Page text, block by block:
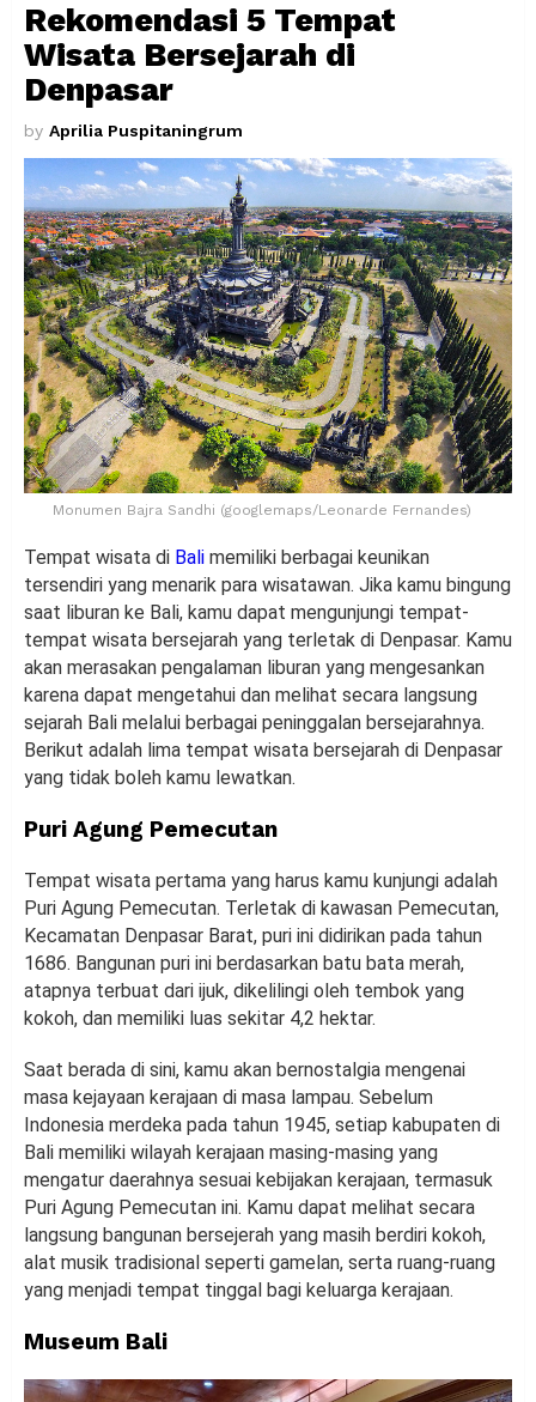
Rekomendasi 5 Tempat
Wisata Bersejarah di
Denpasar
by Aprilia Puspitaningrum
Monumen Bajra Sandhi (googlemaps/Leonarde Fernandes)
Tempat wisata di Bali memiliki berbagai keunikan
tersendiri yang menarik para wisatawan. Jika kamu bingung
saat liburan ke Bali, kamu dapat mengunjungi tempat-
tempat wisata bersejarah yang terletak di Denpasar. Kamu
akan merasakan pengalaman liburan yang mengesankan
karena dapat mengetahui dan melihat secara langsung
sejarah Bali melalui berbagai peninggalan bersejarahnya.
Berikut adalah lima tempat wisata bersejarah di Denpasar
yang tidak boleh kamu lewatkan.
Puri Agung Pemecutan
Tempat wisata pertama yang harus kamu kunjungi adalah
Puri Agung Pemecutan. Terletak di kawasan Pemecutan,
Kecamatan Denpasar Barat, puri ini didirikan pada tahun
1686. Bangunan puri ini berdasarkan batu bata merah,
atapnya terbuat dari ijuk, dikelilingi oleh tembok yang
kokoh, dan memiliki luas sekitar 4,2 hektar.
Saat berada di sini, kamu akan bernostalgia mengenai
masa kejayaan kerajaan di masa lampau. Sebelum
Indonesia merdeka pada tahun 1945, setiap kabupaten di
Bali memiliki wilayah kerajaan masing-masing yang
mengatur daerahnya sesuai kebijakan kerajaan, termasuk
Puri Agung Pemecutan ini. Kamu dapat melihat secara
langsung bangunan bersejerah yang masih berdiri kokoh,
alat musik tradisional seperti gamelan, serta ruang-ruang
yang menjadi tempat tinggal bagi keluarga kerajaan.
Museum Bali